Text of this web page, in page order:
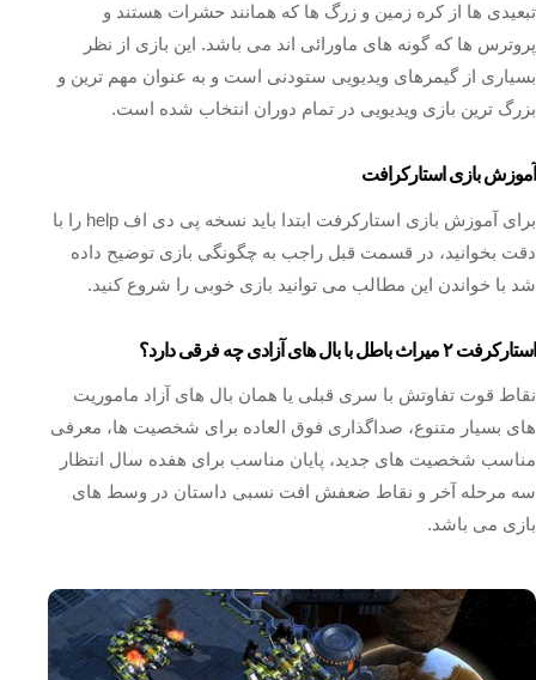
تبعیدی ها از کره زمین و زرگ ها که همانند حشرات هستند و
پروترس ها که گونه های ماورائی اند می باشد. این بازی از نظر
بسیاری از گیمرهای ویدیویی ستودنی است و به عنوان مهم ترین و
بزرگ ترین بازی ویدیویی در تمام دوران انتخاب شده است.
آموزش بازی استارکرافت
برای آموزش بازی استارکرفت ابتدا باید نسخه پی دی اف help را با
دقت بخوانید، در قسمت قبل راجب به چگونگی بازی توضیح داده
شد با خواندن این مطالب می توانید بازی خوبی را شروع کنید.
استارکرفت ۲ میراث باطل با بال های آزادی چه فرقی دارد؟
نقاط قوت تفاوتش با سری قبلی یا همان بال های آزاد ماموریت
های بسیار متنوع، صداگذاری فوق العاده برای شخصیت ها، معرفی
مناسب شخصیت های جدید، پایان مناسب برای هفده سال انتظار
سه مرحله آخر و نقاط ضعفش افت نسبی داستان در وسط های
بازی می باشد.